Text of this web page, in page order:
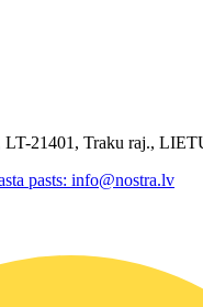
LT-21401, Traku raj.,
pasts: info@nostra.lv